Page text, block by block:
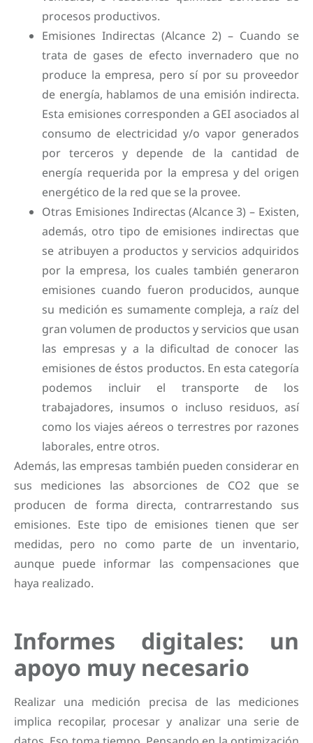
procesos productivos.
Emisiones Indirectas (Alcance 2) – Cuando se
trata de gases de efecto invernadero que no
produce la empresa, pero sí por su proveedor
de energía, hablamos de una emisión indirecta.
Esta emisiones corresponden a GEI asociados al
consumo de electricidad y/o vapor generados
por terceros y depende de la cantidad de
energía requerida por la empresa y del origen
energético de la red que se la provee.
Otras Emisiones Indirectas (Alcance 3) – Existen,
además, otro tipo de emisiones indirectas que
se atribuyen a productos y servicios adquiridos
por la empresa, los cuales también generaron
emisiones cuando fueron producidos, aunque
su medición es sumamente compleja, a raíz del
gran volumen de productos y servicios que usan
las empresas y a la dificultad de conocer las
emisiones de éstos productos. En esta categoría
podemos incluir el transporte de los
trabajadores, insumos o incluso residuos, así
como los viajes aéreos o terrestres por razones
laborales, entre otros.
Además, las empresas también pueden considerar en
sus mediciones las absorciones de CO2 que se
producen de forma directa, contrarrestando sus
emisiones. Este tipo de emisiones tienen que ser
medidas, pero no como parte de un inventario,
aunque puede informar las compensaciones que
haya realizado.
Informes digitales: un
apoyo muy necesario
Realizar una medición precisa de las mediciones
implica recopilar, procesar y analizar una serie de